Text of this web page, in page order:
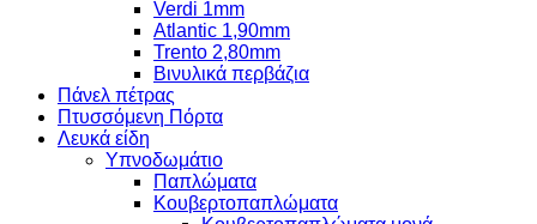
Verdi 1mm
Atlantic 1,90mm
Trento 2,80mm
Βινυλικά περβάζια
Πάνελ πέτρας
Πτυσσόμενη Πόρτα
Λευκά είδη
Υπνοδωμάτιο
Παπλώματα
Κουβερτοπαπλώματα